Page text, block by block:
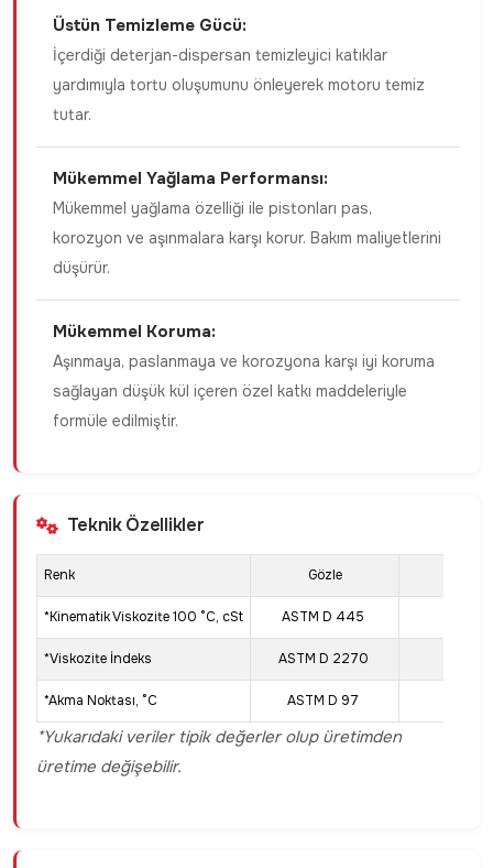
Üstün Temizleme Gücü:
İçerdiği deterjan-dispersan temizleyici katıklar
yardımıyla tortu oluşumunu önleyerek motoru temiz
tutar.
Mükemmel Yağlama Performansı:
Mükemmel yağlama özelliği ile pistonları pas,
korozyon ve aşınmalara karşı korur. Bakım maliyetlerini
düşürür.
Mükemmel Koruma:
Aşınmaya, paslanmaya ve korozyona karşı iyi koruma
sağlayan düşük kül içeren özel katkı maddeleriyle
formüle edilmiştir.
Teknik Özellikler
Renk Gözle
*Kinematik Viskozite 100 °C, cSt ASTM D 445
*Viskozite İndeks ASTM D 2270
*Akma Noktası, °C ASTM D 97
*Yukarıdaki veriler tipik değerler olup üretimden
üretime değişebilir.